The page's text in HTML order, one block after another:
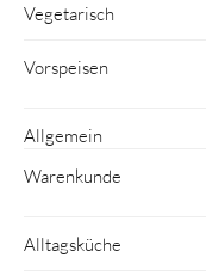
Vegetarisch
Vorspeisen
Allgemein
Warenkunde
Alltagsküche